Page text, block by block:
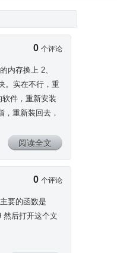
0个评论
内存换上 2、
。实在不行，重
件，重新安装
重新装回去，
阅读全文
0个评论
要的函数是
然后打开这个文